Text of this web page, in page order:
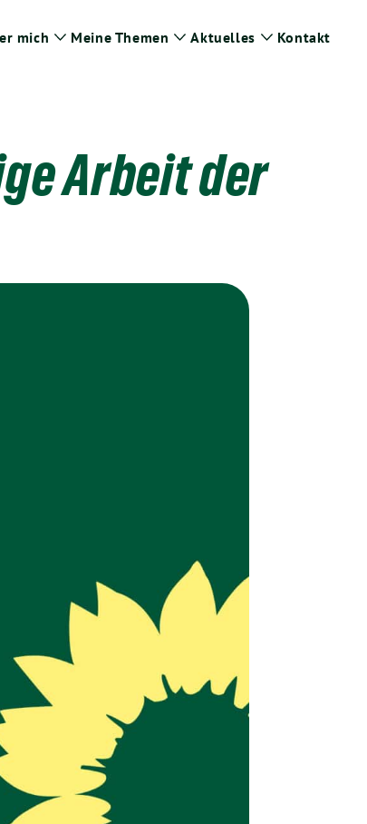
mich
Zeige
Meine Themen
Zeige
Aktuelles Zeige
Kontakt
Arbeit der